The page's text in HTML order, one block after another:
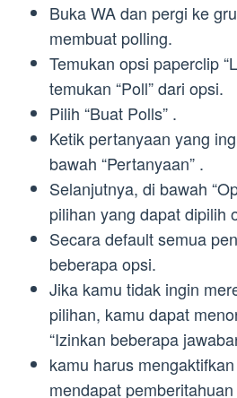
Buka WA dan pergi ke
membuat polling.
Temukan opsi paperclip
temukan “Poll” dari opsi.
Pilih “Buat Polls” .
Ketik pertanyaan yang
bawah “Pertanyaan” .
Selanjutnya, di bawah
pilihan yang dapat dipilih
Secara default semua
beberapa opsi.
Jika kamu tidak ingin
pilihan, kamu dapat
“Izinkan beberapa
kamu harus
mendapat